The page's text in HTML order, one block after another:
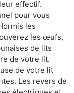
effectif.
pour vous
les
les œufs,
de lits
de votre lit.
de votre lit
Les revers de